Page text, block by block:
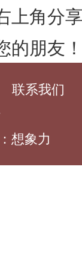
上角分
的朋友
联系我们
想象力